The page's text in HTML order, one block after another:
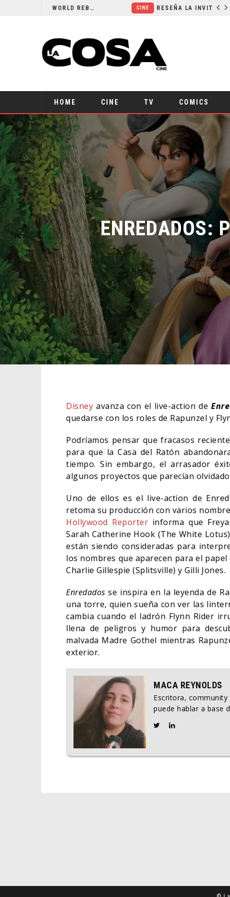
CINE RESEÑA LA INVITACIÓN: OLIVIA WILDE REFLEXIONA SOBRE LA VIDA CONYUGAL
HOME CINE TV COMICS
ENREDADOS:
Disney avanza con el live-action de
quedarse con los roles de Rapunzel y
Podríamos pensar que fracasos
para que la Casa del Ratón
tiempo. Sin embargo, el arrasador
algunos proyectos que parecían
Uno de ellos es el live-action de
retoma su producción con varios
Hollywood Reporter informa que
Sarah Catherine Hook (The White
están siendo consideradas para
los nombres que aparecen para el papel
Charlie Gillespie (Splitsville) y Gilli Jones.
Enredados se inspira en la leyenda de
una torre, quien sueña con ver las
cambia cuando el ladrón Flynn Rider
llena de peligros y humor para
malvada Madre Gothel mientras
exterior.
MACA REYNOLDS
Escritora, community
puede hablar a base
LA
CINE